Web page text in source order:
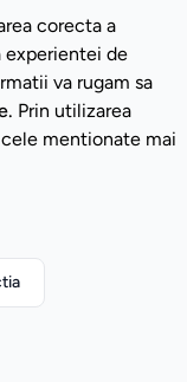
rezervate
corecta a
de
va rugam sa
Prin utilizarea
mentionate mai